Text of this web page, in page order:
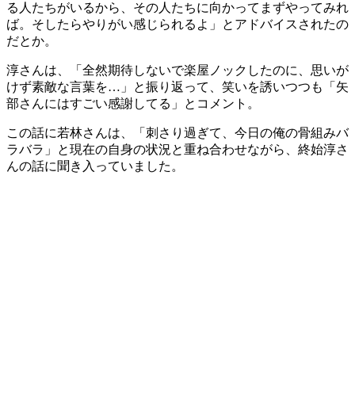
る人たちがいるから、その人たちに向かってまずやってみれ
ば。そしたらやりがい感じられるよ」とアドバイスされたの
だとか。
淳さんは、「全然期待しないで楽屋ノックしたのに、思いが
けず素敵な言葉を…」と振り返って、笑いを誘いつつも「矢
部さんにはすごい感謝してる」とコメント。
この話に若林さんは、「刺さり過ぎて、今日の俺の骨組みバ
ラバラ」と現在の自身の状況と重ね合わせながら、終始淳さ
んの話に聞き入っていました。